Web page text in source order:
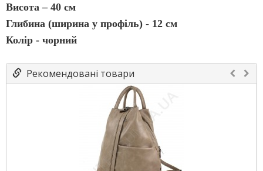
Висота – 40 см
Глибина (ширина у профіль) - 12 см
Колір - чорний
Рекомендовані товари